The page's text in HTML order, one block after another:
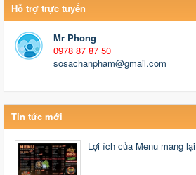
Hỗ trợ trực tuyến
Mr Phong
0978 87 87 50
sosachanpham@gmail.com
Tin tức mới
Lợi ích của Menu mang lại